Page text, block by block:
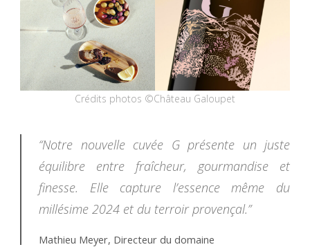
Crédits photos ©Château Galoupet
“Notre nouvelle cuvée G présente un juste
équilibre entre fraîcheur, gourmandise et
finesse. Elle capture l’essence même du
millésime 2024 et du terroir provençal.”
Mathieu Meyer, Directeur du domaine